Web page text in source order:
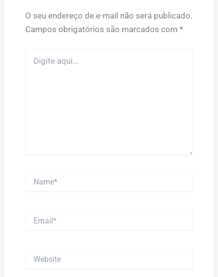
O seu endereço de e-mail não será publicado.
Campos obrigatórios são marcados com *
aqui...